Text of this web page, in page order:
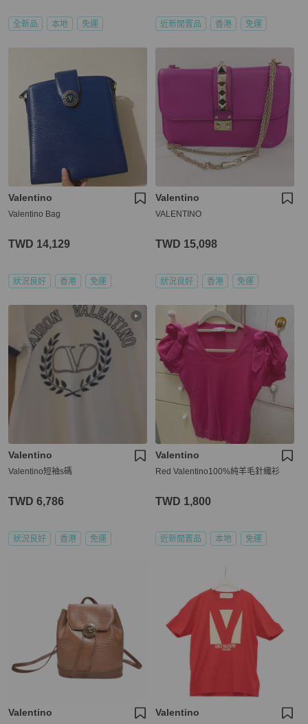
全新品 本地 免運 近新閒置品 香港 免運
Valentino
Valentino Bag
TWD 14,129
狀況良好 香港 免運
Valentino
VALENTINO
TWD 15,098
狀況良好 香港 免運
Valentino
Valentino短袖s碼
TWD 6,786
狀況良好 香港 免運
Valentino
Red Valentino100%純羊毛針織衫
TWD 1,800
近新閒置品 本地 免運
Valentino Valentino